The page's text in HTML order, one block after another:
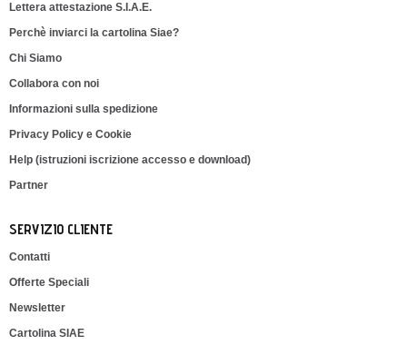
Lettera attestazione S.I.A.E.
Perchè inviarci la cartolina Siae?
Chi Siamo
Collabora con noi
Informazioni sulla spedizione
Privacy Policy e Cookie
Help (istruzioni iscrizione accesso e download)
Partner
SERVIZIO CLIENTE
Contatti
Offerte Speciali
Newsletter
Cartolina SIAE